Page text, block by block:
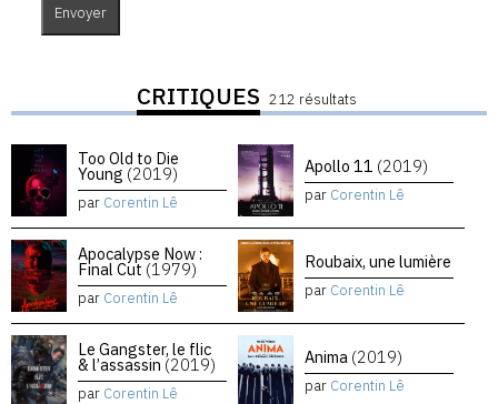
CRITIQUES 212 résultats
Too Old to Die
Young (2019)
par Corentin Lê
Apollo 11 (2019)
par Corentin Lê
Apocalypse Now :
Final Cut (1979)
par Corentin Lê
Roubaix, une lumière
par Corentin Lê
Le Gangster, le flic
& l’assassin (2019)
par Corentin Lê
Anima (2019)
par Corentin Lê